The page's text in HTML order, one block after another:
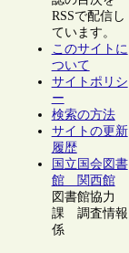
RSSで配信し
ています。
このサイトに
ついて
サイトポリシ
ー
検索の方法
サイトの更新
履歴
国立国会図書
館 関西館
図書館協力
課 調査情報
係